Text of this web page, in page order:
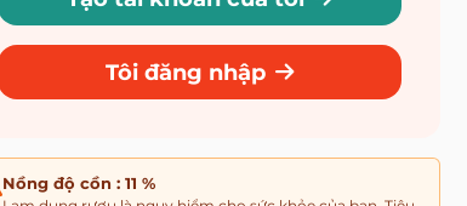
Tôi đăng nhập
Nồng độ cồn : 11 %